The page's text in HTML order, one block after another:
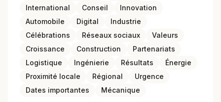
International
Conseil
Innovation
Automobile
Digital
Industrie
Célébrations
Réseaux sociaux
Valeurs
Croissance
Construction
Partenariats
Logistique
Ingénierie Résultats
Énergie
Proximité locale
Régional
Urgence
Dates importantes
Mécanique